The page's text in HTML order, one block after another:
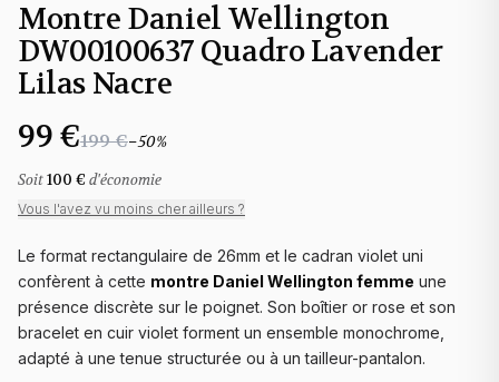
Montre Daniel Wellington
DW00100637 Quadro Lavender
Lilas Nacre
99 €199 €−50%
Soit100 € d'économie
Vous l'avez vu moins cher ailleurs ?
Le format rectangulaire de 26mm et le cadran violet uni
confèrent à cette montre Daniel Wellington femme une
présence discrète sur le poignet. Son boîtier or rose et son
bracelet en cuir violet forment un ensemble monochrome,
adapté à une tenue structurée ou à un tailleur-pantalon.